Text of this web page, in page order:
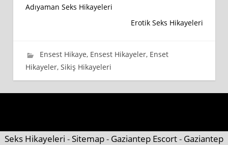
Yazı
Adıyaman Seks Hikayeleri
Erotik Seks Hikayeleri
1 Temmuz 2020
wpadmin_745cb4
Ensest Hikaye, Ensest Hikayeler, Enset
Hikayeler, Sikiş Hikayeleri
Seks Hikayeleri -Sitemap- Gaziantep Escort- Gaziantep